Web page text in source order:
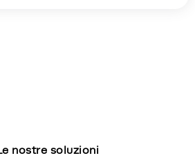
nostre soluzioni